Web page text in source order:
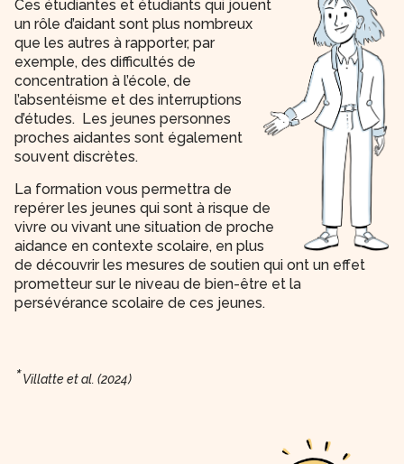
Ces étudiantes et étudiants qui jouent
un rôle d’aidant sont plus nombreux
que les autres à rapporter, par
exemple, des difficultés de
concentration à l’école, de
l’absentéisme et des interruptions
d’études. Les jeunes personnes
proches aidantes sont également
souvent discrètes.
La formation vous permettra de
repérer les jeunes qui sont à risque de
vivre ou vivant une situation de proche
aidance en contexte scolaire, en plus
de découvrir les mesures de soutien qui ont un effet
prometteur sur le niveau de bien-être et la
persévérance scolaire de ces jeunes.
* Villatte et al. (2024)